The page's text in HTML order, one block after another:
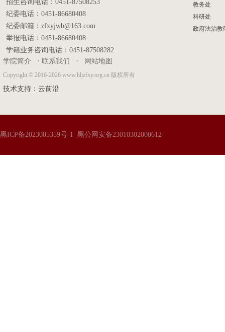
招生咨询电话：0451-87508253
纪委电话：0451-86680408
纪委邮箱：zfxyjwb@163.com
举报电话：0451-86680408
学籍业务咨询电话：0451-87508282
学院简介
· 联系我们 · 网站地图
Copyright © 2016-2026 www.hljzfxy.org.cn 版权所有
技术支持： 云前沿
教务处
科研处
政府法治教
黑ICP备2023005359号-1 黑公网安备23010302000612